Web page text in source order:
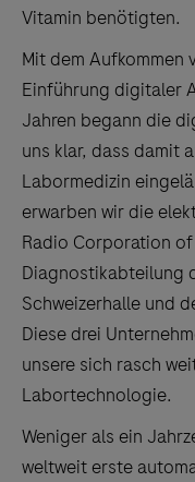
Vitamin benötigten.
Mit dem Aufkommen
Einführung digitaler
Jahren begann die
uns klar, dass damit
Labormedizin
erwarben wir die
Radio Corporation
Diagnostikabteilung
Schweizerhalle und
Diese drei
unsere sich rasch
Labortechnologie.
Weniger als ein
weltweit erste